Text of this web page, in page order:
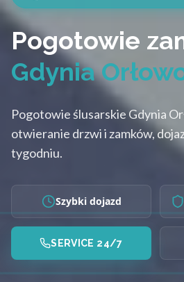
Pogotowie
Gdynia
Pogotowie ślusarskie Gdynia
otwieranie drzwi i zamków,
tygodniu.
Szybki dojazd
SERVICE 24/7